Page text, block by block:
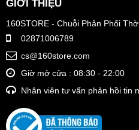
GIỚI THIỆU
160STORE - Chuỗi Phân Phối
02871006789
cs@160store.com
Giờ mở cửa : 08:30 - 22:00
Nhân viên tư vấn phản hồi tin